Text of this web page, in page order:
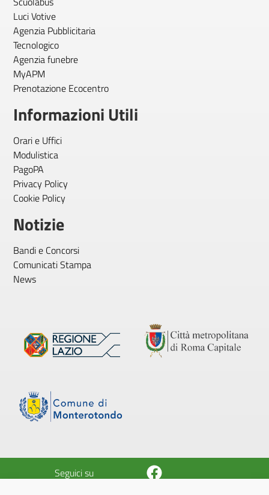
Luci Votive
Agenzia Pubblicitaria
Tecnologico
Agenzia funebre
MyAPM
Prenotazione Ecocentro
Informazioni Utili
Orari e Uffici
Modulistica
PagoPA
Privacy Policy
Cookie Policy
Notizie
Bandi e Concorsi
Comunicati Stampa
News
Seguici su Facebook